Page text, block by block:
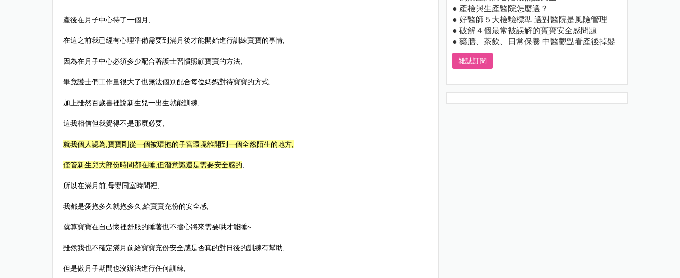
產後在月子中心待了一個月
在這之前我已經有心理準備需要到滿月後才能開始進行訓綀寶寶的事情,
因為在月子中心必須多少配合著護士習慣照顧寶寶的方法,
畢竟護士們工作量很大了也無法個別配合每位媽媽對待寶寶的方式,
加上雖然百歲書裡說新生兒一出生就能訓練
這我相信但我覺得不是那麼必要,
就我個人認為 寶寶剛從一個被環抱的子宮環境離開到一個全然陌生的地方,
僅管新生兒大部份時間都在睡, 但潛意識還是需要安全感的
所以在滿月前, 母嬰同室時間裡
我都是愛抱多久就抱多久 給寶寶充份的安全感,
就算寶寶在自己懷裡舒服的睡著也不擔心將來需要哄才能睡~
雖然我也不確定滿月前給寶寶充份安全感是否真的對日後的訓練有幫助
但是做月子期間也沒辦法進行任何訓練
● 產檢與生產醫院怎麼選？
● 好醫師５大檢驗標準 選對醫院是風險管理
● 破解４個最常被誤解的寶寶安全感問題
● 藥膳、茶飲、日常保養 中醫觀點看產後掉髮
雜誌訂閱